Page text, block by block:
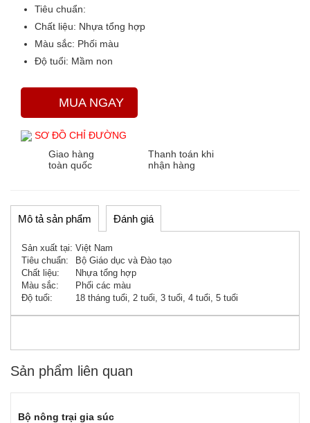
Tiêu chuẩn:
Chất liệu: Nhựa tổng hợp
Màu sắc: Phối màu
Độ tuổi: Mầm non
MUA NGAY
SƠ ĐỒ CHỈ ĐƯỜNG
Giao hàng
toàn quốc
Thanh toán khi
nhận hàng
Mô tả sản phẩm Đánh giá
Sản xuất tại: Việt Nam
Tiêu chuẩn:
Bộ Giáo dục và Đào tạo
Chất liệu:
Nhựa tổng hợp
Màu sắc:
Phối các màu
Độ tuổi:
18 tháng tuổi, 2 tuổi, 3 tuổi, 4 tuổi, 5 tuổi
Sản phẩm liên quan
Bộ nông trại gia súc